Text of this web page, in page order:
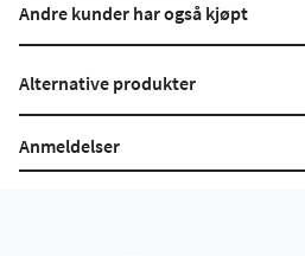
Andre kunder har også kjøpt
Alternative produkter
Anmeldelser